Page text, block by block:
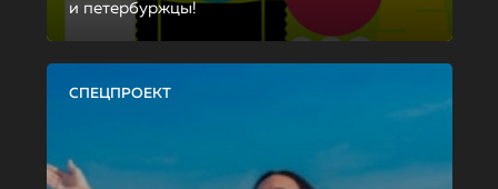
и петербуржцы!
СПЕЦПРОЕКТ